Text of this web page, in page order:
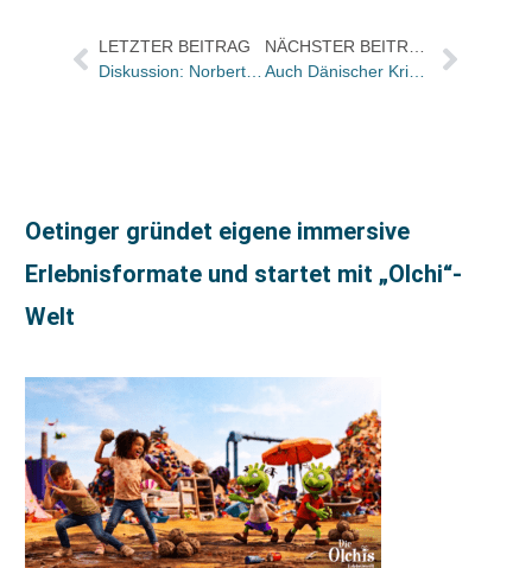
LETZTER BEITRAG
Diskussion: Norbert Schaepe zu den Thesen von Andreas Meyer und Arnd Roszinsky-Terjung
Oetinger gründet eigene immersive
Erlebnisformate und startet mit „Olchi“-
Welt